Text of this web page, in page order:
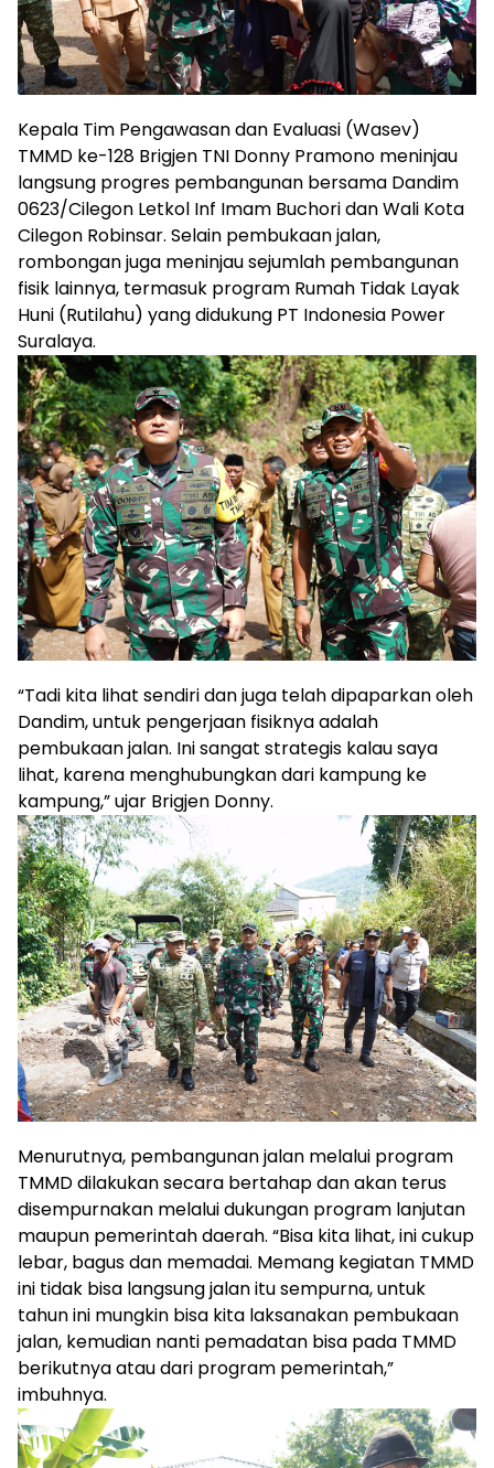
Kepala Tim Pengawasan dan Evaluasi (Wasev)
TMMD ke-128 Brigjen TNI Donny Pramono meninjau
langsung progres pembangunan bersama Dandim
0623/Cilegon Letkol Inf Imam Buchori dan Wali Kota
Cilegon Robinsar. Selain pembukaan jalan,
rombongan juga meninjau sejumlah pembangunan
fisik lainnya, termasuk program Rumah Tidak Layak
Huni (Rutilahu) yang didukung PT Indonesia Power
Suralaya.
“Tadi kita lihat sendiri dan juga telah dipaparkan oleh
Dandim, untuk pengerjaan fisiknya adalah
pembukaan jalan. Ini sangat strategis kalau saya
lihat, karena menghubungkan dari kampung ke
kampung,” ujar Brigjen Donny.
Menurutnya, pembangunan jalan melalui program
TMMD dilakukan secara bertahap dan akan terus
disempurnakan melalui dukungan program lanjutan
maupun pemerintah daerah. “Bisa kita lihat, ini cukup
lebar, bagus dan memadai. Memang kegiatan TMMD
ini tidak bisa langsung jalan itu sempurna, untuk
tahun ini mungkin bisa kita laksanakan pembukaan
jalan, kemudian nanti pemadatan bisa pada TMMD
berikutnya atau dari program pemerintah,”
imbuhnya.